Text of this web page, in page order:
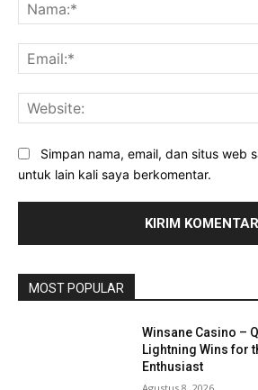
Simpan nama, email, dan situs web
untuk lain kali saya berkomentar.
MOST POPULAR
Winsane Casino –
Lightning Wins for
Enthusiast